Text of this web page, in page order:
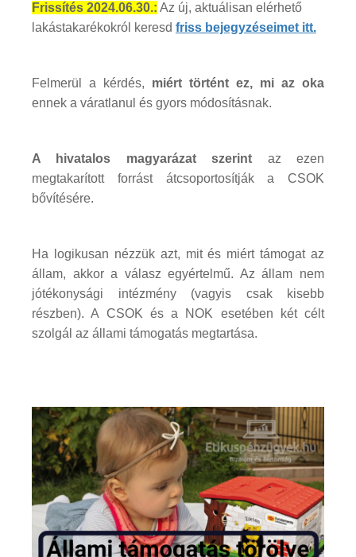
Frissítés 2024.06.30.: Az új, aktuálisan elérhető
lakástakarékokról keresd friss bejegyzéseimet itt.
Felmerül a kérdés, miért történt ez, mi az oka
ennek a váratlanul és gyors módosításnak.
A hivatalos magyarázat szerint az ezen
megtakarított forrást átcsoportosítják a CSOK
bővítésére.
Ha logikusan nézzük azt, mit és miért támogat az
állam, akkor a válasz egyértelmű. Az állam nem
jótékonysági intézmény (vagyis csak kisebb
részben). A CSOK és a NOK esetében két célt
szolgál az állami támogatás megtartása.